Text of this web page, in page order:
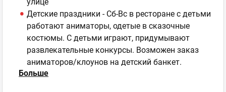
улице
Детские праздники - Сб-Вс в ресторане с детьми
работают аниматоры, одетые в сказочные
костюмы. С детьми играют, придумывают
развлекательные конкурсы. Возможен заказ
аниматоров/клоунов на детский банкет.
Детское меню - Специально разработанное
Больше